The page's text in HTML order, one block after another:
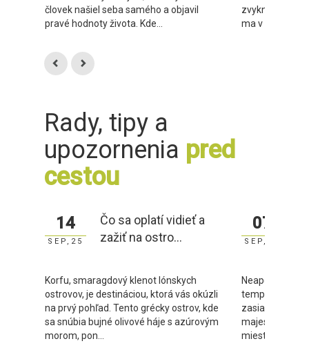
človek našiel seba samého a objavil
pravé hodnoty života. Kde...
zvykne pršať
ma v Kodani p...
Rady, tipy a
upozornenia pred
cestou
14
SEP,25
Čo sa oplatí vidieť a
zažiť na ostro...
Korfu, smaragdový klenot Iónskych
ostrovov, je destináciou, ktorá vás okúzli
na prvý pohľad. Tento grécky ostrov, kde
sa snúbia bujné olivové háje s azúrovým
morom, pon...
07
SEP,25
Neapol nie je
zasiahne
majestátnym
miesto, kde sa